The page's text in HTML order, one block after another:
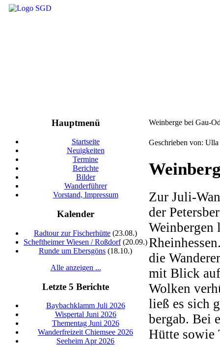
Hauptmenü
Startseite
Neuigkeiten
Termine
Berichte
Bilder
Wanderführer
Vorstand, Impressum
Kalender
Radtour zur Fischerhütte (23.08.)
Scheftheimer Wiesen / Roßdorf(20.09.)
Runde um Ebersgöns (18.10.)
Alle anzeigen ...
Letzte 5 Berichte
Baybachklamm Juli 2026
Wispertal Juni 2026
Thementag Juni 2026
Wanderfreizeit Chiemsee 2026
Seeheim Apr 2026
Weinberge bei Gau-
Geschrieben von:
Zur Juli-
der
die
mit Blick auf
Wolken
ließ es sich
bergab. Bei
Hütte sowie